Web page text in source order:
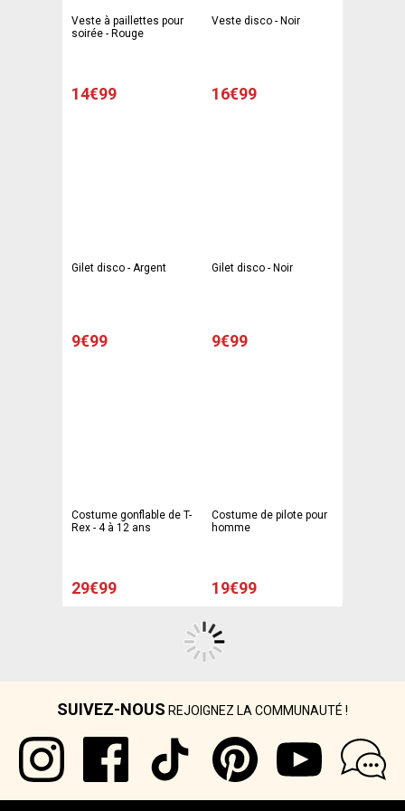
Veste à paillettes pour
soirée - Rouge
14€99
Veste disco - Noir
16€99
Gilet disco - Argent
9€99
Gilet disco - Noir
9€99
Costume gonflable de T-
Rex - 4 à 12 ans
29€99
Costume de pilote pour
homme
19€99
SUIVEZ-NOUS REJOIGNEZ LA COMMUNAUTÉ !